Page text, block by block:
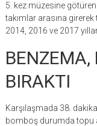
5. kez müzesine
takımlar arasına
2014, 2016 ve 2017
BENZEMA,
BIRAKTI
Karşılaşmada 38.
bomboş durumda topu